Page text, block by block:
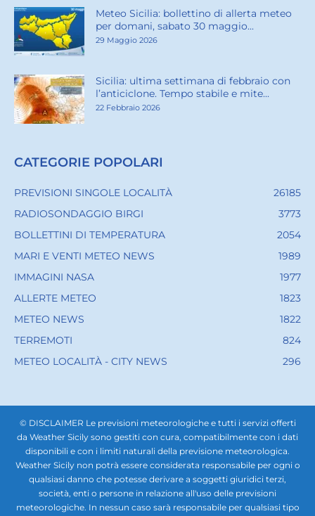
Meteo Sicilia: bollettino di allerta meteo
per domani, sabato 30 maggio...
29 Maggio 2026
Sicilia: ultima settimana di febbraio con
l’anticiclone. Tempo stabile e mite...
22 Febbraio 2026
CATEGORIE POPOLARI
PREVISIONI SINGOLE LOCALITÀ
26185
RADIOSONDAGGIO BIRGI
3773
BOLLETTINI DI TEMPERATURA
2054
MARI E VENTI METEO NEWS
1989
IMMAGINI NASA
1977
ALLERTE METEO
1823
METEO NEWS
1822
TERREMOTI
824
METEO LOCALITÀ - CITY NEWS
296
© DISCLAIMER Le previsioni meteorologiche e tutti i servizi offerti
da Weather Sicily sono gestiti con cura, compatibilmente con i dati
disponibili e con i limiti naturali della previsione meteorologica.
Weather Sicily non potrà essere considerata responsabile per ogni o
qualsiasi danno che potesse derivare a soggetti giuridici terzi,
società, enti o persone in relazione all'uso delle previsioni
meteorologiche. In nessun caso sarà responsabile per qualsiasi tipo